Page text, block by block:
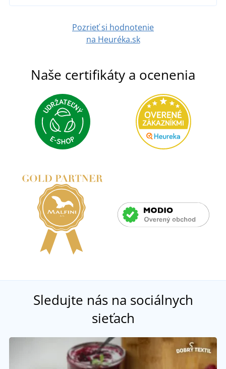
Pozrieť si hodnotenie
na Heuréka.sk
Naše certifikáty a ocenenia
Sledujte nás na sociálnych
sieťach